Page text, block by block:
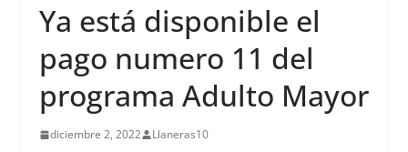
Ya está disponible el
pago numero 11 del
programa Adulto Mayor
diciembre 2, 2022 Llaneras10